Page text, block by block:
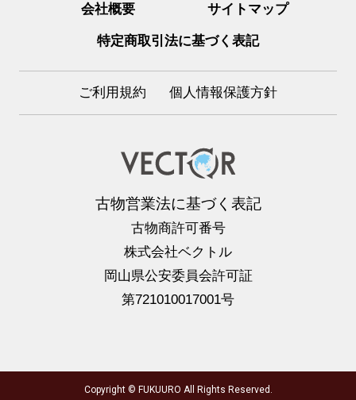
会社概要 サイトマップ
特定商取引法に基づく表記
ご利用規約 個人情報保護方針
古物営業法に基づく表記
古物商許可番号
株式会社ベクトル
岡山県公安委員会許可証
第721010017001号
Copyright © FUKUURO All Rights Reserved.